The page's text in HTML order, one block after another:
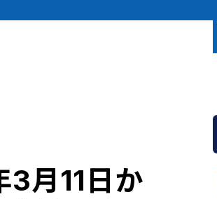
3月11日か